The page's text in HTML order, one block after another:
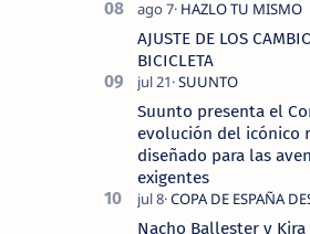
AJUSTE DE LOS
BICICLETA
Suunto presenta el
evolución del icónico
diseñado para las
exigentes
Nacho Ballester y Kira